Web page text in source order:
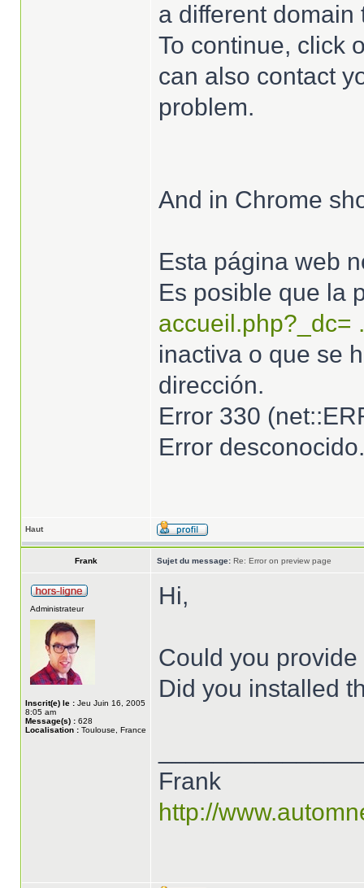
a different domain
To continue, click
can also contact
problem.
And in Chrome
Esta página web
Es posible que la
accueil.php?_dc=
inactiva o que se
dirección.
Error 330
Error desconocido.
Haut
Frank Sujet du message: Re: Error on preview page
Administrateur
Inscrit(e) le : Jeu Juin 16, 2005
8:05 am
Message(s) : 628
Localisation : Toulouse, France
Hi,
Could you
Did you installed
Frank
http://